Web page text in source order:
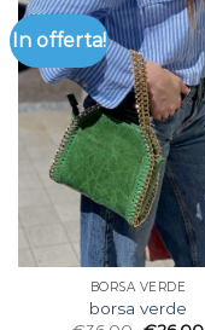
In offerta!
BORSA VERDE
borsa verde